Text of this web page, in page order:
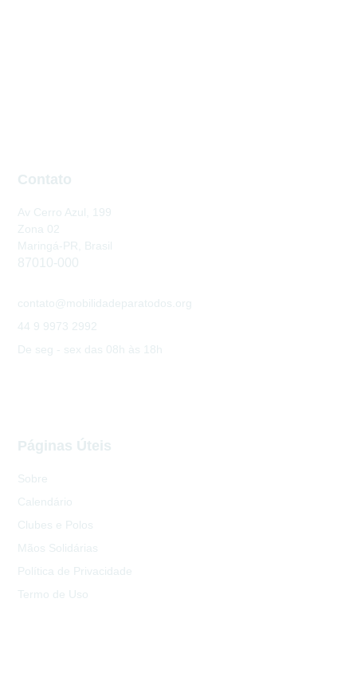
Páginas Úteis
Sobre
Calendário
Clubes e Polos
Mãos Solidárias
Política de Privacidade
Termo de Uso
Contato
Av Cerro Azul, 199
Zona 02
Maringá-PR, Brasil
87010-000
contato@mobilidadeparatodos.org
44 9 9973 2992
De seg - sex das 08h às 18h